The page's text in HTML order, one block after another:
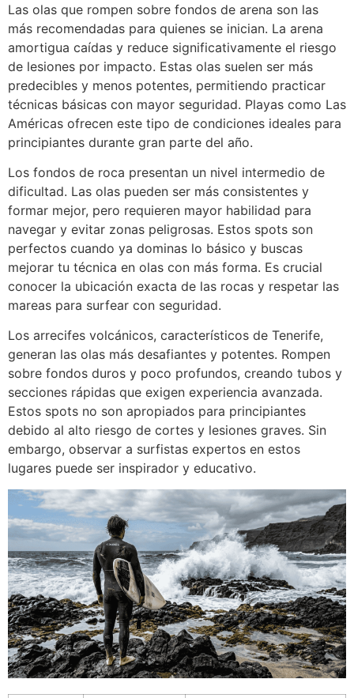
Las olas que rompen sobre fondos de arena son las
más recomendadas para quienes se inician. La arena
amortigua caídas y reduce significativamente el riesgo
de lesiones por impacto. Estas olas suelen ser más
predecibles y menos potentes, permitiendo practicar
técnicas básicas con mayor seguridad. Playas como Las
Américas ofrecen este tipo de condiciones ideales para
principiantes durante gran parte del año.
Los fondos de roca presentan un nivel intermedio de
dificultad. Las olas pueden ser más consistentes y
formar mejor, pero requieren mayor habilidad para
navegar y evitar zonas peligrosas. Estos spots son
perfectos cuando ya dominas lo básico y buscas
mejorar tu técnica en olas con más forma. Es crucial
conocer la ubicación exacta de las rocas y respetar las
mareas para surfear con seguridad.
Los arrecifes volcánicos, característicos de Tenerife,
generan las olas más desafiantes y potentes. Rompen
sobre fondos duros y poco profundos, creando tubos y
secciones rápidas que exigen experiencia avanzada.
Estos spots no son apropiados para principiantes
debido al alto riesgo de cortes y lesiones graves. Sin
embargo, observar a surfistas expertos en estos
lugares puede ser inspirador y educativo.